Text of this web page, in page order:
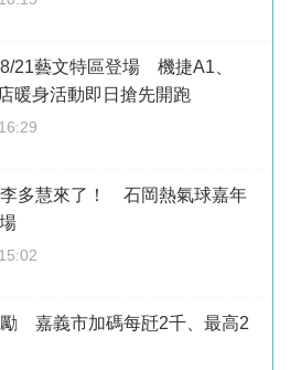
21藝文特區登場 機捷A1、
暖身活動即日搶先開跑
多慧來了！ 石岡熱氣球嘉年
嘉義市加碼每瓩2千、最高2